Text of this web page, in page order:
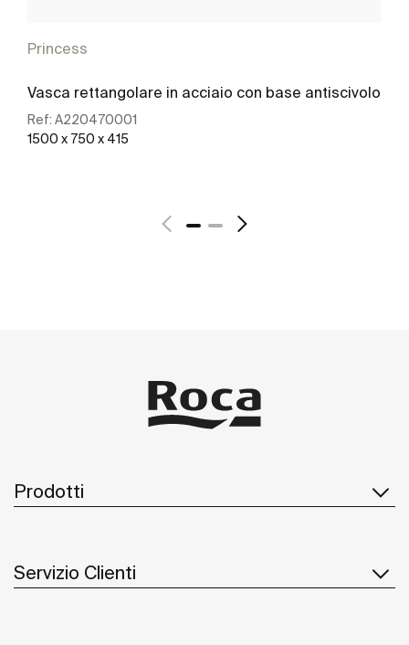
Princess
Vasca rettangolare in acciaio con base antiscivolo
Ref: A220470001
1500 x 750 x 415
Prodotti
Servizio Clienti